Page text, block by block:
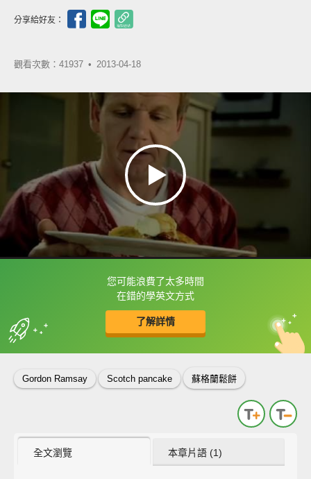
分享給好友：
觀看次數：41937 • 2013-04-18
您可能浪費了太多時間
在錯的學英文方式
了解詳情
框選或點兩下字幕可以直接查字典喔！
收錄佳句 中
英
Gordon Ramsay Scotch pancake 蘇格蘭鬆餅
全文瀏覽 本章片語 (1)